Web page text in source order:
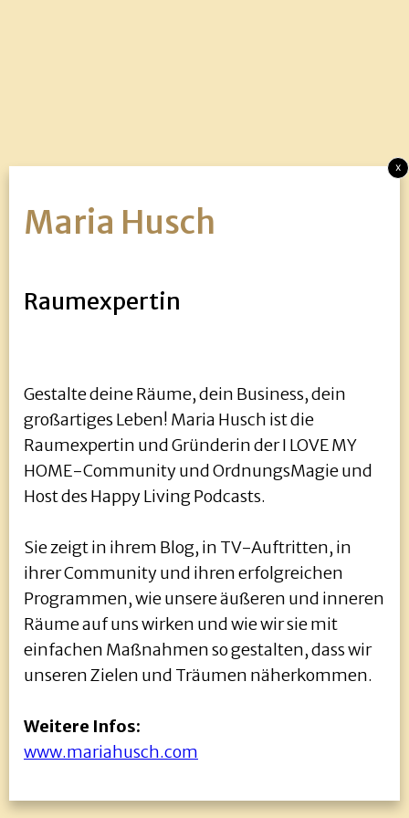
Maria Husch
Raumexpertin
Gestalte deine Räume, dein Business, dein
großartiges Leben! Maria Husch ist die
Raumexpertin und Gründerin der I LOVE MY
HOME-Community und OrdnungsMagie und
Host des Happy Living Podcasts.
Sie zeigt in ihrem Blog, in TV-Auftritten, in
ihrer Community und ihren erfolgreichen
Programmen, wie unsere äußeren und inneren
Räume auf uns wirken und wie wir sie mit
einfachen Maßnahmen so gestalten, dass wir
unseren Zielen und Träumen näherkommen.
Weitere Infos:
www.mariahusch.com
x